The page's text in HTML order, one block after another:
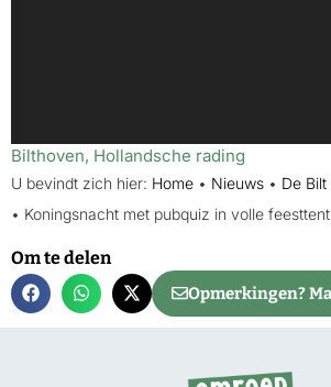
Bilthoven, Hollandsche rading
U bevindt zich hier: Home • Nieuws • De Bilt
• Koningsnacht met pubquiz in volle feesttent
Om te delen
Opmerkingen?